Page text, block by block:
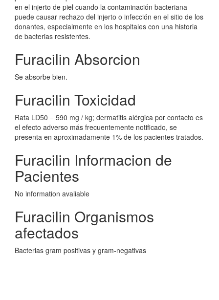
en el injerto de piel cuando la contaminación bacteriana
puede causar rechazo del injerto o infección en el sitio de los
donantes, especialmente en los hospitales con una historia
de bacterias resistentes.
Furacilin Absorcion
Se absorbe bien.
Furacilin Toxicidad
Rata LD50 = 590 mg / kg; dermatitis alérgica por contacto es
el efecto adverso más frecuentemente notificado, se
presenta en aproximadamente 1% de los pacientes tratados.
Furacilin Informacion de
Pacientes
No information avaliable
Furacilin Organismos
afectados
Bacterias gram positivas y gram-negativas